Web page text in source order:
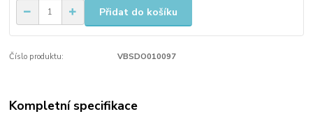
Přidat do košíku
Číslo produktu: VBSDO010097
Kompletní specifikace